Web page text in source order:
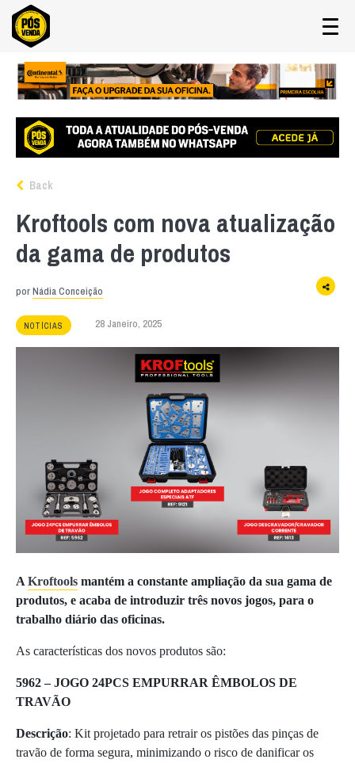
Back
Kroftools com nova atualização
da gama de produtos
porNádia Conceição
NOTÍCIAS 28 Janeiro, 2025
A Kroftools mantém a constante ampliação da sua gama de
produtos, e acaba de introduzir três novos jogos, para o
trabalho diário das oficinas.
As características dos novos produtos são:
5962 – JOGO 24PCS EMPURRAR ÊMBOLOS DE
TRAVÃO
Descrição: Kit projetado para retrair os pistões das pinças de
travão de forma segura, minimizando o risco de danificar os